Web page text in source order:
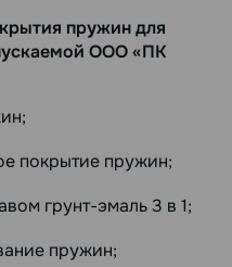
пружин для
ООО «ПК
покрытие пружин;
грунт-эмаль 3 в 1;
пружин;